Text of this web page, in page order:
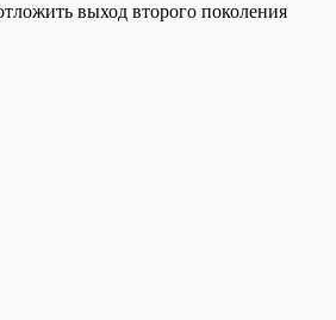
выход второго поколения